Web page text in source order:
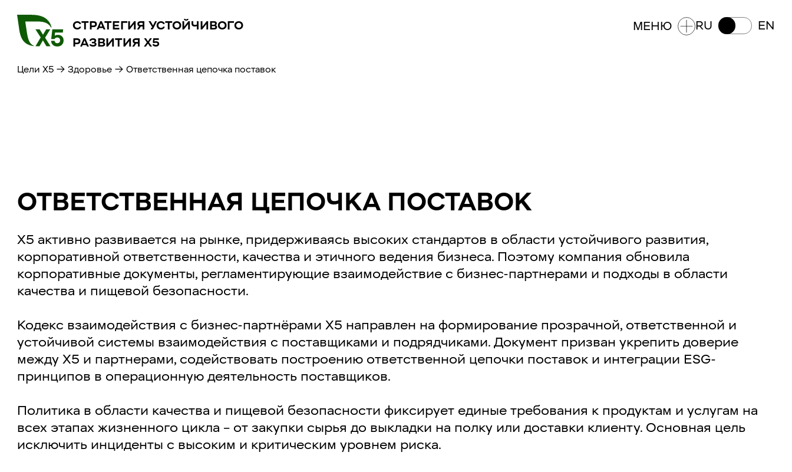
СТРАТЕГИЯ УСТОЙЧИВОГО
РАЗВИТИЯ X5 ​​
МЕНЮ RU EN
Цели X5 →Здоровье →Ответственная цепочка поставок
ОТВЕТСТВЕННАЯ ЦЕПОЧКА ПОСТАВОК
Х5 активно развивается на рынке, придерживаясь высоких стандартов в области устойчивого развития,
корпоративной ответственности, качества и этичного ведения бизнеса. Поэтому компания обновила
корпоративные документы, регламентирующие взаимодействие с бизнес-партнерами и подходы в области
качества и пищевой безопасности.
Кодекс взаимодействия с бизнес-партнёрами X5 направлен на формирование прозрачной, ответственной и
устойчивой системы взаимодействия с поставщиками и подрядчиками. Документ призван укрепить доверие
между Х5 и партнерами, содействовать построению ответственной цепочки поставок и интеграции ESG-
принципов в операционную деятельность поставщиков.
Политика в области качества и пищевой безопасности фиксирует единые требования к продуктам и услугам на
всех этапах жизненного цикла – от закупки сырья до выкладки на полку или доставки клиенту. Основная цель
исключить инциденты с высоким и критическим уровнем риска.